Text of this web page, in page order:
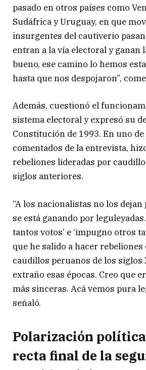
pasado en otros países como
Sudáfrica y Uruguay, en que
insurgentes del cautiverio pasan
entran a la vía electoral y ganan
bueno, ese camino lo hemos
hasta que nos despojaron”,
Además, cuestionó el
sistema electoral y expresó su
Constitución de 1993. En uno
comentados de la entrevista,
rebeliones lideradas por
siglos anteriores.
“A los nacionalistas no los
se está ganando por leguleyadas.
tantos votos’ e ‘impugno otros
que he salido a hacer rebeliones
caudillos peruanos de los siglos
extraño esas épocas. Creo que
más sinceras. Acá vemos pura
señaló.
Polarización
recta final de la